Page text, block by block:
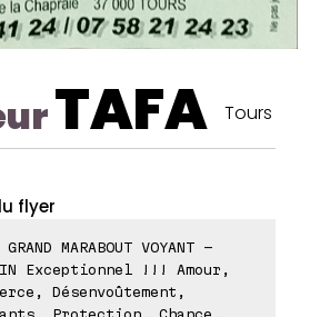
TAFA Tours
flyer
MARABOUT VOYANT -
Exceptionnel !!! Amour,
Désenvoûtement,
Protection, Chance,